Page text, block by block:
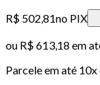
R$ 502,81no PIX
ou R$ 613,18 em
Parcele em até 10x